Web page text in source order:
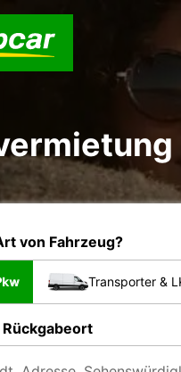
von Fahrzeug?
Transporter &